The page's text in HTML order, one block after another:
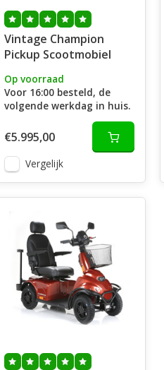
Vintage Champion
Pickup Scootmobiel
Op voorraad
Voor 16:00 besteld, de
volgende werkdag in huis.
€5.995,00
Vergelijk